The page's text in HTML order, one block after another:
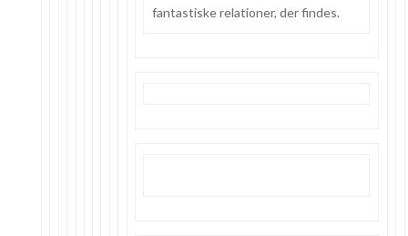
fantastiske relationer, der findes.